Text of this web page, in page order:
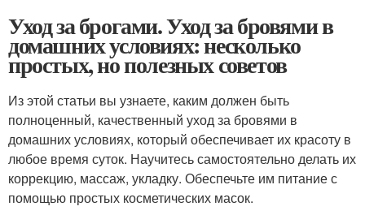
Уход за брогами. Уход за бровями в
домашних условиях: несколько
простых, но полезных советов
Из этой статьи вы узнаете, каким должен быть
полноценный, качественный уход за бровями в
домашних условиях, который обеспечивает их красоту в
любое время суток. Научитесь самостоятельно делать их
коррекцию, массаж, укладку. Обеспечьте им питание с
помощью простых косметических масок.